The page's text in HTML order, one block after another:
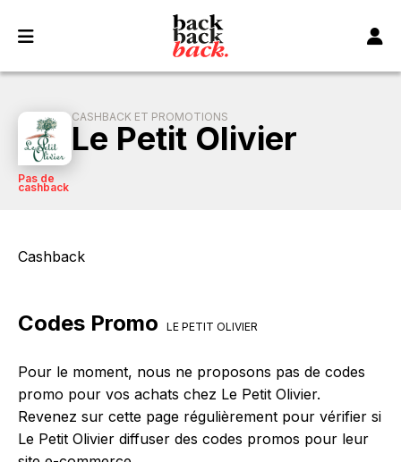
CASHBACK ET PROMOTIONS
Le Petit Olivier
Pas de
cashback
Cashback
Codes Promo LE PETIT OLIVIER
Pour le moment, nous ne proposons pas de codes
promo pour vos achats chez Le Petit Olivier.
Revenez sur cette page régulièrement pour vérifier si
Le Petit Olivier diffuser des codes promos pour leur